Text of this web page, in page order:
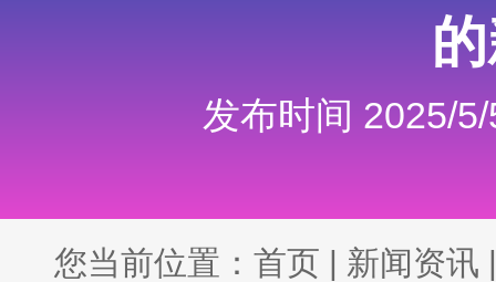
发布时间 2025/
您当前位置： 首页 | 新闻资讯 |